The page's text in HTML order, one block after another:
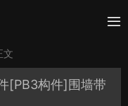
构件 轮廓
文
[PB3构件]围墙带